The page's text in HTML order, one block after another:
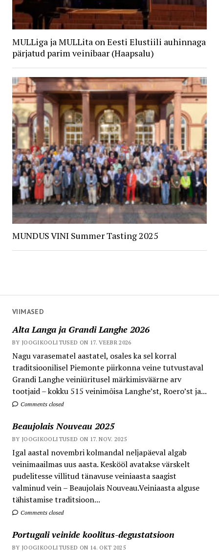
VIIMASED
Alta Langa ja Grandi Langhe 2026
BY JOOGIKOOLITUSED ON 17. VEEBR 2026
Nagu varasematel aastatel, osales ka sel korral
traditsioonilisel Piemonte piirkonna veine tutvustaval
Grandi Langhe veiniüritusel märkimisväärne arv
tootjaid – kokku 515 veinimõisa Langhe’st, Roero’st ja...
Comments closed
Beaujolais Nouveau 2025
BY JOOGIKOOLITUSED ON 17. NOV. 2025
Igal aastal novembri kolmandal neljapäeval algab
veinimaailmas uus aasta. Keskööl avatakse värskelt
pudelitesse villitud tänavuse veiniaasta saagist
valminud vein – Beaujolais Nouveau.Veiniaasta alguse
tähistamise traditsioon...
Comments closed
Portugali veinide koolitus-degustatsioon
BY JOOGIKOOLITUSED ON 14. OKT 2025
MULLiga ja MULLita on Eesti Elustiili auhinnaga
pärjatud parim veinibaar (Haapsalu)
MUNDUS VINI Summer Tasting 2025